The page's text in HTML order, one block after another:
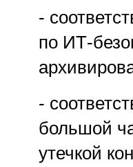
-
по ИТ-
-
большой
утечкой